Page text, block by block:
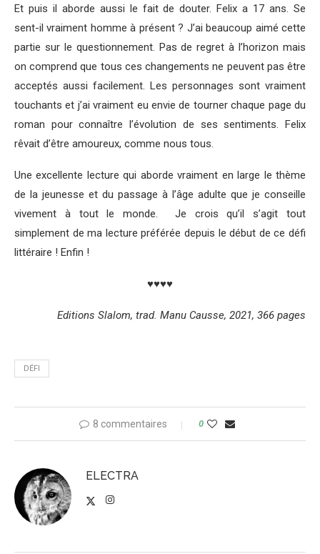
Et puis il aborde aussi le fait de douter. Felix a 17 ans. Se
sent-il vraiment homme à présent ? J’ai beaucoup aimé cette
partie sur le questionnement. Pas de regret à l’horizon mais
on comprend que tous ces changements ne peuvent pas être
acceptés aussi facilement. Les personnages sont vraiment
touchants et j’ai vraiment eu envie de tourner chaque page du
roman pour connaître l’évolution de ses sentiments. Felix
rêvait d’être amoureux, comme nous tous.
Une excellente lecture qui aborde vraiment en large le thème
de la jeunesse et du passage à l’âge adulte que je conseille
vivement à tout le monde. Je crois qu’il s’agit tout
simplement de ma lecture préférée depuis le début de ce défi
littéraire ! Enfin !
♥♥♥♥
Editions Slalom, trad. Manu Causse, 2021, 366 pages
DÉFI
8 commentaires 0
ELECTRA